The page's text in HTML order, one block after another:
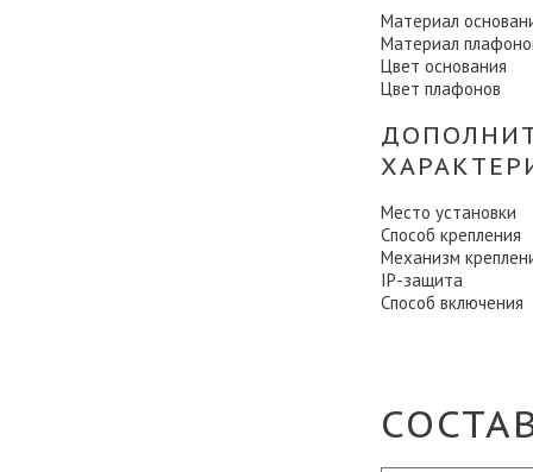
Материал
Материал
Цвет основания
Цвет плафонов
Место установки
Способ крепления
Механизм
IP-защита
Способ включения